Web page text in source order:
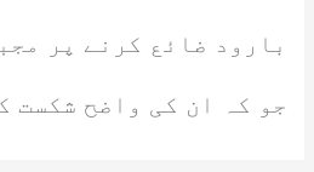
بارود ضائع کرنے پر
جو کہ ان کی واضح شکست